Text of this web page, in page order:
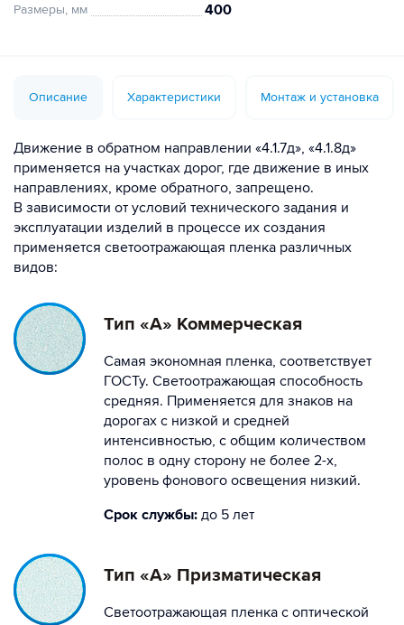
Размеры, мм 400
Описание Характеристики Монтаж и установка
Движение в обратном направлении «4.1.7д», «4.1.8д»
применяется на участках дорог, где движение в иных
направлениях, кроме обратного, запрещено.
В зависимости от условий технического задания и
эксплуатации изделий в процессе их создания
применяется светоотражающая пленка различных
видов:
Тип «А» Коммерческая
Самая экономная пленка, соответствует
ГОСТу. Светоотражающая способность
средняя. Применяется для знаков на
дорогах с низкой и средней
интенсивностью, с общим количеством
полос в одну сторону не более 2-х,
уровень фонового освещения низкий.
Срок службы: до 5 лет
Тип «А» Призматическая
Светоотражающая пленка с оптической